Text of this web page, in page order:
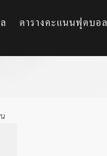
ตารางคะแนนฟุตบอล